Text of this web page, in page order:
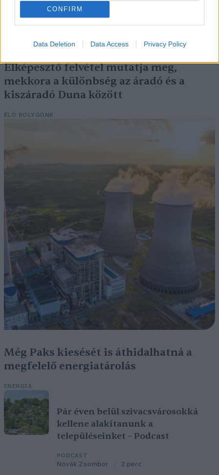
CONFIRM
Data Deletion Data Access Privacy Policy
Történelmi aszály sújtja Nagy-
Britanniát is
Elképesztő felvétel mutatja meg,
mekkora a különbség az áradó és a
kiszáradó Duna között
ÉLŐ BOLYGÓNK
Még Paks kiesését is áthidalhatná a
megfelelő energiatárolás
ENERGIA
Pár éven belül szivacsvárosokká
kellene alakítanunk a
településeinket – Podcast
PODCAST
Novák Zsombor 2 perc